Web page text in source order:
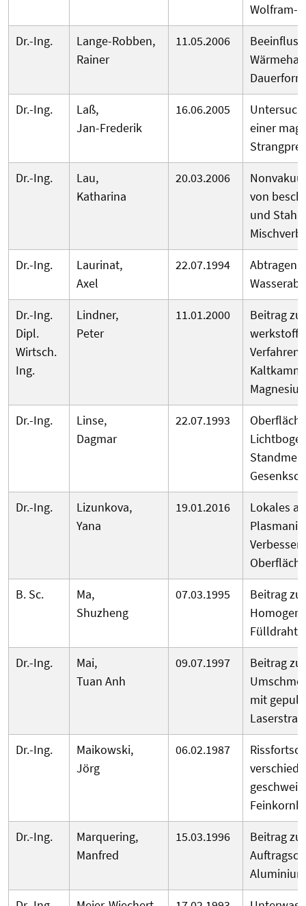
Wolfram-
Dr.-Ing.
Lange-Robben,
Rainer
11.05.2006
Dr.-Ing.
Laß,
Jan-Frederik
16.06.2005
einer
Dr.-Ing.
Lau,
Katharina
20.03.2006
von
und
Dr.-Ing.
Laurinat,
Axel
22.07.1994
Abtragen
Dr.-Ing.
Dipl.
Wirtsch.
Ing.
Lindner,
Peter
11.01.2000
Beitrag
Dr.-Ing.
Linse,
Dagmar
22.07.1993
Dr.-Ing.
Lizunkova,
Yana
19.01.2016
Lokales
B. Sc.
Ma,
Shuzheng
07.03.1995
Beitrag
Dr.-Ing.
Mai,
Tuan Anh
09.07.1997
Beitrag
mit
Dr.-Ing.
Maikowski,
Jörg
06.02.1987
Dr.-Ing.
Marquering,
Manfred
15.03.1996
Beitrag